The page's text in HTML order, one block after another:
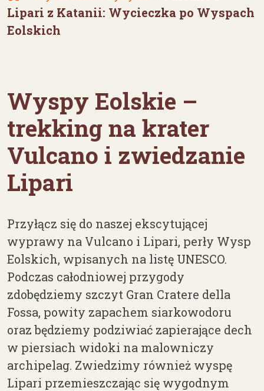
Lipari z Katanii: Wycieczka po Wyspach
Eolskich
Wyspy Eolskie –
trekking na krater
Vulcano i zwiedzanie
Lipari
Przyłącz się do naszej ekscytującej
wyprawy na Vulcano i Lipari, perły Wysp
Eolskich, wpisanych na listę UNESCO.
Podczas całodniowej przygody
zdobędziemy szczyt Gran Cratere della
Fossa, powity zapachem siarkowodoru
oraz będziemy podziwiać zapierające dech
w piersiach widoki na malowniczy
archipelag. Zwiedzimy również wyspę
Lipari przemieszczając się wygodnym